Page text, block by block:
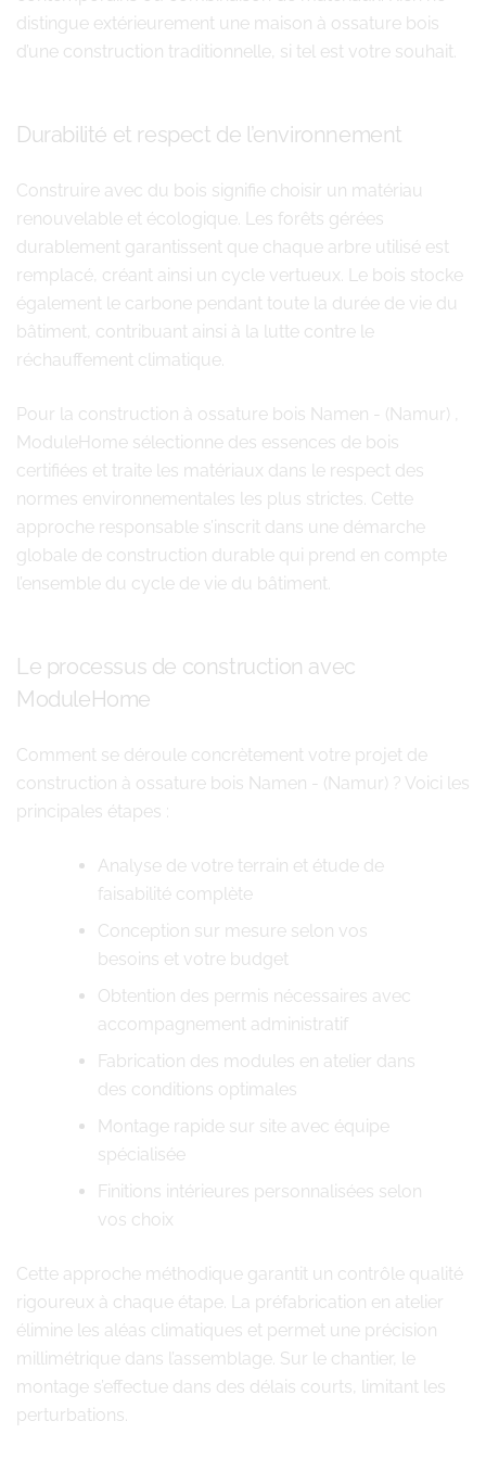
distingue extérieurement une maison à ossature bois
d’une construction traditionnelle, si tel est votre souhait.
Durabilité et respect de l’environnement
Construire avec du bois signifie choisir un matériau
renouvelable et écologique. Les forêts gérées
durablement garantissent que chaque arbre utilisé est
remplacé, créant ainsi un cycle vertueux. Le bois stocke
également le carbone pendant toute la durée de vie du
bâtiment, contribuant ainsi à la lutte contre le
réchauffement climatique.
Pour la construction à ossature bois Namen - (Namur) ,
ModuleHome sélectionne des essences de bois
certifiées et traite les matériaux dans le respect des
normes environnementales les plus strictes. Cette
approche responsable s’inscrit dans une démarche
globale de construction durable qui prend en compte
l’ensemble du cycle de vie du bâtiment.
Le processus de construction avec
ModuleHome
Comment se déroule concrètement votre projet de
construction à ossature bois Namen - (Namur) ? Voici les
principales étapes :
Analyse de votre terrain et étude de
faisabilité complète
Conception sur mesure selon vos
besoins et votre budget
Obtention des permis nécessaires avec
accompagnement administratif
Fabrication des modules en atelier dans
des conditions optimales
Montage rapide sur site avec équipe
spécialisée
Finitions intérieures personnalisées selon
vos choix
Cette approche méthodique garantit un contrôle qualité
rigoureux à chaque étape. La préfabrication en atelier
élimine les aléas climatiques et permet une précision
millimétrique dans l’assemblage. Sur le chantier, le
montage s’effectue dans des délais courts, limitant les
perturbations.